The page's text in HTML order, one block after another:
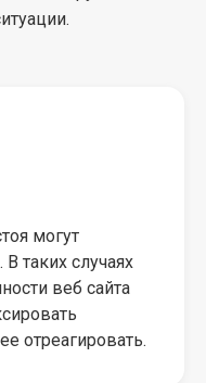
могут
таких случаях
веб сайта
отреагировать.